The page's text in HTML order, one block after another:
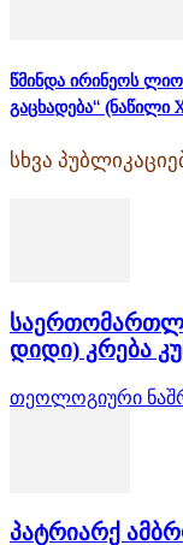
წმინდა ირინეოს
გაცხადება“ (ნაწილი
სხვა
დიდი) კრება
თეოლოგიური
პატრიარქ